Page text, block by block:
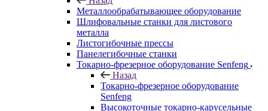
Металлообрабатывающее оборудование
Шлифовальные станки для листового
металла
Листогибочные прессы
Панелегибочные станки
Токарно-фрезерное оборудование Senfeng
Назад
Токарно-фрезерное оборудование
Senfeng
Высокоточные токарно-карусельные